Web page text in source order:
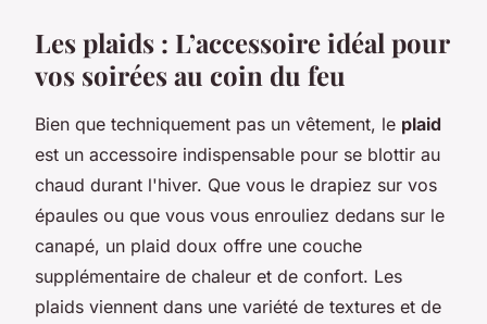
Les plaids : L’accessoire idéal pour
vos soirées au coin du feu
Bien que techniquement pas un vêtement, le plaid
est un accessoire indispensable pour se blottir au
chaud durant l'hiver. Que vous le drapiez sur vos
épaules ou que vous vous enrouliez dedans sur le
canapé, un plaid doux offre une couche
supplémentaire de chaleur et de confort. Les
plaids viennent dans une variété de textures et de